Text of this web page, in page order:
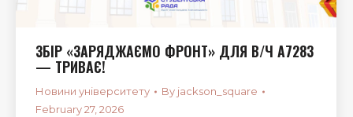
ЗБІР «ЗАРЯДЖАЄМО ФРОНТ» ДЛЯ В/Ч А7283
— ТРИВАЄ!
Новини університету By jackson_square
February 27, 2026